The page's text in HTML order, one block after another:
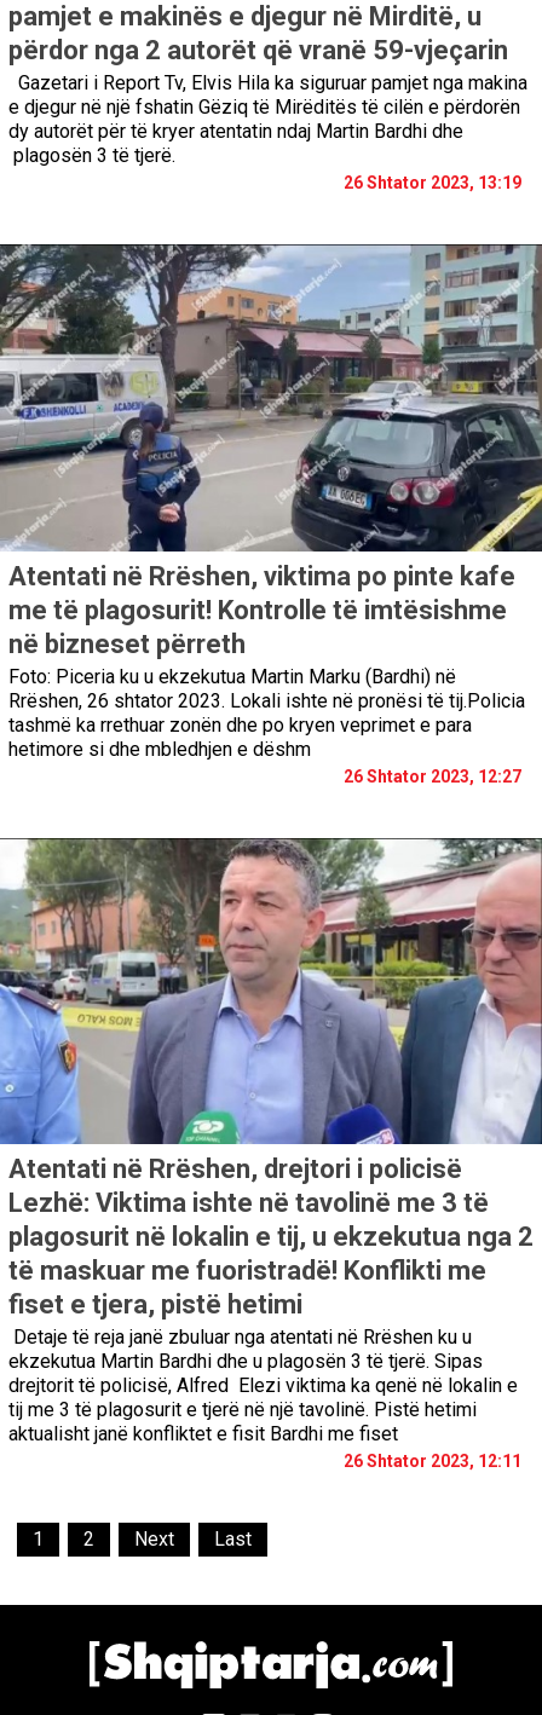
pamjet e makinës e djegur në Mirditë, u
përdor nga 2 autorët që vranë 59-vjeçarin
Gazetari i Report Tv, Elvis Hila ka siguruar pamjet nga makina
e djegur në një fshatin Gëziq të Mirëditës të cilën e përdorën
dy autorët për të kryer atentatin ndaj Martin Bardhi dhe
plagosën 3 të tjerë.
26 Shtator 2023, 13:19
Atentati në Rrëshen, viktima po pinte kafe
me të plagosurit! Kontrolle të imtësishme
në bizneset përreth
Foto: Piceria ku u ekzekutua Martin Marku (Bardhi) në
Rrëshen, 26 shtator 2023. Lokali ishte në pronësi të tij.Policia
tashmë ka rrethuar zonën dhe po kryen veprimet e para
hetimore si dhe mbledhjen e dëshm
26 Shtator 2023, 12:27
Atentati në Rrëshen, drejtori i policisë
Lezhë: Viktima ishte në tavolinë me 3 të
plagosurit në lokalin e tij, u ekzekutua nga 2
të maskuar me fuoristradë! Konflikti me
fiset e tjera, pistë hetimi
Detaje të reja janë zbuluar nga atentati në Rrëshen ku u
ekzekutua Martin Bardhi dhe u plagosën 3 të tjerë. Sipas
drejtorit të policisë, Alfred Elezi viktima ka qenë në lokalin e
tij me 3 të plagosurit e tjerë në një tavolinë. Pistë hetimi
aktualisht janë konfliktet e fisit Bardhi me fiset
26 Shtator 2023, 12:11
1 2 Next Last